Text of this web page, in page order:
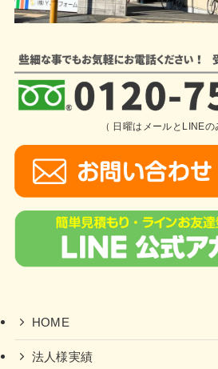
（ 日曜はメールとLINEの
HOME
法人様実績